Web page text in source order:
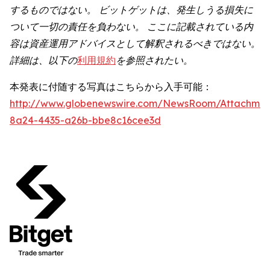
するものではない。
ビットゲットは、発生しうる損失に
ついて一切の責任を負わない。
ここに記載されている内
容は資産運用アドバイスとして解釈されるべきではない。
詳細は、以下の利用規約を参照されたい。
本発表に付随する写真はこちらから入手可能：
http://www.globenewswire.com/NewsRoom/
8a24-4435-a26b-bbe8c16cee3d